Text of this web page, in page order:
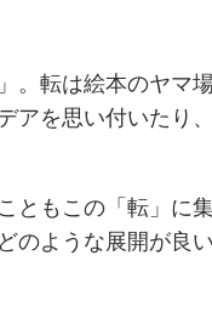
。転は絵本のヤマ
アを思い付いたり
ともこの「転」に
のような展開が良